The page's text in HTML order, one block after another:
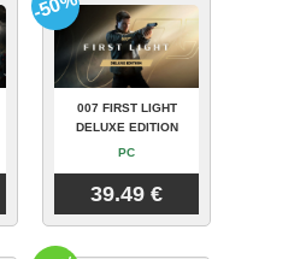
007 FIRST LIGHT
DELUXE EDITION
PC
39.49 €